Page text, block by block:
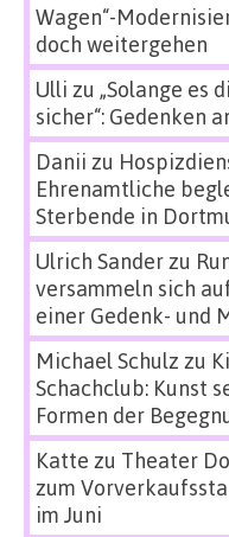
Wagen“-
doch weitergehen
Ulli zu „Solange es
sicher“: Gedenken
Danii zu
Ehrenamtliche
Sterbende in
Ulrich Sanderzu
versammeln sich
einer Gedenk- und
Michael Schulz zu
Schachclub: Kunst
Formen der
Katte zu Theater
zum
im Juni